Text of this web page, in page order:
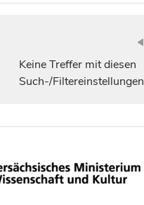
Keine Treffer mit diesen
Such-/Filtereinstellungen